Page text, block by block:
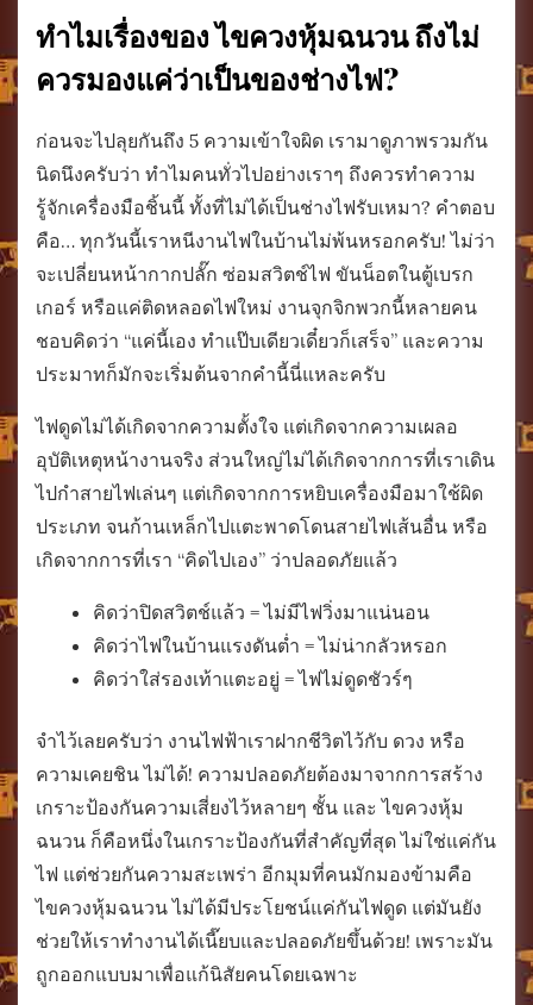
ทำไมเรื่องของ ไขควงหุ้มฉนวน ถึงไม่
ควรมองแค่ว่าเป็นของช่างไฟ?
ก่อนจะไปลุยกันถึง 5 ความเข้าใจผิด เรามาดูภาพรวมกัน
นิดนึงครับว่า ทำไมคนทั่วไปอย่างเราๆ ถึงควรทำความ
รู้จักเครื่องมือชิ้นนี้ ทั้งที่ไม่ได้เป็นช่างไฟรับเหมา? คำตอบ
คือ… ทุกวันนี้เราหนีงานไฟในบ้านไม่พ้นหรอกครับ! ไม่ว่า
จะเปลี่ยนหน้ากากปลั๊ก ซ่อมสวิตช์ไฟ ขันน็อตในตู้เบรก
เกอร์ หรือแค่ติดหลอดไฟใหม่ งานจุกจิกพวกนี้หลายคน
ชอบคิดว่า “แค่นี้เอง ทำแป๊บเดียวเดี๋ยวก็เสร็จ” และความ
ประมาทก็มักจะเริ่มต้นจากคำนี้นี่แหละครับ
ไฟดูดไม่ได้เกิดจากความตั้งใจ แต่เกิดจากความเผลอ
อุบัติเหตุหน้างานจริง ส่วนใหญ่ไม่ได้เกิดจากการที่เราเดิน
ไปกำสายไฟเล่นๆ แต่เกิดจากการหยิบเครื่องมือมาใช้ผิด
ประเภท จนก้านเหล็กไปแตะพาดโดนสายไฟเส้นอื่น หรือ
เกิดจากการที่เรา “คิดไปเอง” ว่าปลอดภัยแล้ว
คิดว่าปิดสวิตช์แล้ว = ไม่มีไฟวิ่งมาแน่นอน
คิดว่าไฟในบ้านแรงดันต่ำ = ไม่น่ากลัวหรอก
คิดว่าใส่รองเท้าแตะอยู่ = ไฟไม่ดูดชัวร์ๆ
จำไว้เลยครับว่า งานไฟฟ้าเราฝากชีวิตไว้กับ ดวง หรือ
ความเคยชิน ไม่ได้! ความปลอดภัยต้องมาจากการสร้าง
เกราะป้องกันความเสี่ยงไว้หลายๆ ชั้น และ ไขควงหุ้ม
ฉนวน ก็คือหนึ่งในเกราะป้องกันที่สำคัญที่สุดไม่ใช่แค่กัน
ไฟ แต่ช่วยกันความสะเพร่า อีกมุมที่คนมักมองข้ามคือ
ไขควงหุ้มฉนวน ไม่ได้มีประโยชน์แค่กันไฟดูด แต่มันยัง
ช่วยให้เราทำงานได้เนี๊ยบและปลอดภัยขึ้นด้วย! เพราะมัน
ถูกออกแบบมาเพื่อแก้นิสัยคนโดยเฉพาะ